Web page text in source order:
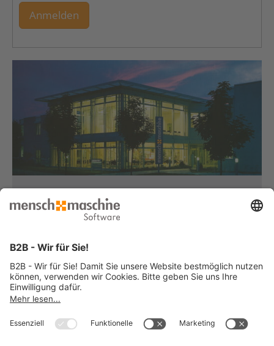
Anmelden
Haben Sie Fragen?
Dann rufen Sie uns an...
von 08:30 bis 12:00 Uhr
und 12:30 bis 17:00 Uhr
Freitag
und 12:30 bis 15:00 Uhr